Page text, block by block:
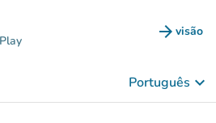
arrow_forward visão
(novo
Português keyboard_arrow_down